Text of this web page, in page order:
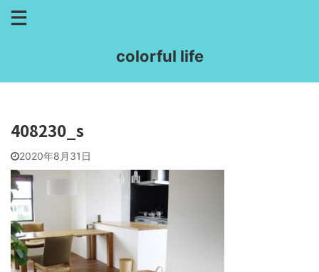
colorful life
408230_s
2020年8月31日